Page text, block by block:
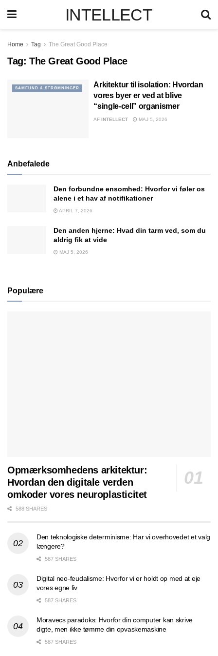
INTELLECT
Home Tag The Great Good Place
Tag: The Great Good Place
SAMFUND & STRØMNINGER
Arkitektur til isolation: Hvordan
vores byer er ved at blive
“single-cell” organismer
AF INTELLECT MAJ 5, 2026
Anbefalede
Den forbundne ensomhed: Hvorfor vi føler os
alene i et hav af notifikationer
APRIL 7, 2026
Den anden hjerne: Hvad din tarm ved, som du
aldrig fik at vide
MAJ 5, 2026
Populære
Opmærksomhedens arkitektur:
Hvordan den digitale verden
omkoder vores neuroplasticitet
588 SHARES
Den teknologiske determinisme: Har vi overhovedet et valg
længere?
587 SHARES
Digital neo-feudalisme: Hvorfor vi er holdt op med at eje
vores egne liv
587 SHARES
Moravecs paradoks: Hvorfor din computer kan skrive
digte, men ikke tømme din opvaskemaskine
587 SHARES